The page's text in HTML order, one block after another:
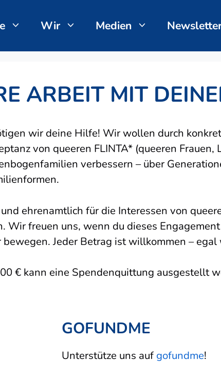
Wir Medien
ARBEIT MIT
wir deine Hilfe! Wir wollen durch
von queeren FLINTA* (queeren Frauen,
verbessern – über
ehrenamtlich für die Interessen von
freuen uns, wenn du dieses
Jeder Betrag ist willkommen – egal
€ kann eine Spendenquittung ausgestellt
GOFUNDME
Unterstütze uns auf gofundme!